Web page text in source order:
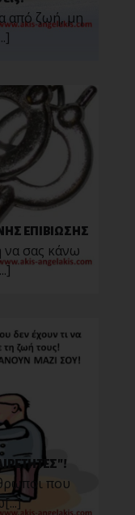
από ζωή, μη
ΕΠΙΒΙΩΣΗΣ
να σας κάνω
που